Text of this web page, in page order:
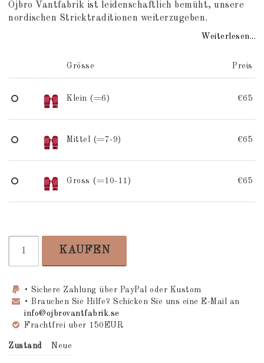
Öjbro Vantfabrik ist leidenschaftlich bemüht, unsere
nordischen Stricktraditionen weiterzugeben.
Weiterlesen...
Grösse Preis
Klein (=6) €65
Mittel (=7-9) €65
Gross (=10-11) €65
KAUFEN
• Sichere Zahlung über PayPal oder Kustom
• Brauchen Sie Hilfe? Schicken Sie uns eine E-Mail an
info@ojbrovantfabrik.se
Frachtfrei uber 150EUR
Zustand Neue